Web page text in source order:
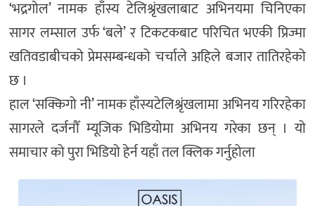
‘भद्रगोल’ नामक हाँस्य टेलिश्रृंखलाबाट अभिनयमा चिनिएका
सागर लम्साल उर्फ ‘बले’ र टिकटकबाट परिचित भएकी प्रिज्मा
खतिवडाबीचको प्रेमसम्बन्धको चर्चाले अहिले बजार तातिरहेको
छ ।
हाल ‘सक्किगो नी’ नामक हाँस्यटेलिश्रृंखलामा अभिनय गरिरहेका
सागरले दर्जनौँ म्यूजिक भिडियोमा अभिनय गरेका छन् । यो
समाचार को पुरा भिडियो हेर्न यहाँ तल क्लिक गर्नुहोला